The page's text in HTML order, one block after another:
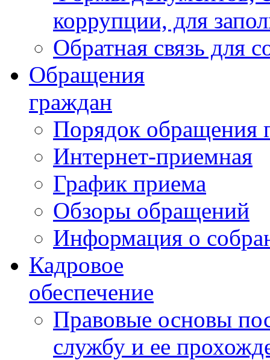
коррупции, для
Обратная связь для
Обращения
граждан
Порядок обращения
Интернет-приемная
График приема
Обзоры обращений
Информация о
Кадровое
обеспечение
Правовые основы
службу и ее